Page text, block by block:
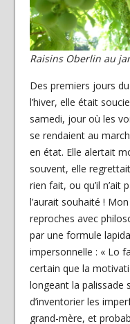
Raisins Oberlin au
Des premiers jours du
l’hiver, elle était
samedi, jour où les
se rendaient au
en état. Elle alertait
souvent, elle regrettait
rien fait, ou qu’il n’ait
l’aurait souhaité !
reproches avec
par une formule
impersonnelle : « Lo
certain que la
longeant la palissade
d’inventorier les
grand-mère, et